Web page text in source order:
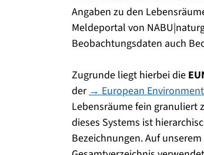
Angaben zu den
Meldeportal von
Beobachtungsdaten auch
Zugrunde liegt hierbei die
der → European
Lebensräume fein granuliert
dieses Systems ist
Bezeichnungen. Auf